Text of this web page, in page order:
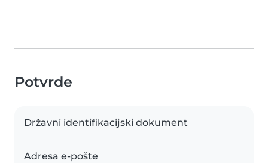
Potvrde
Državni identifikacijski dokument
Adresa e-pošte